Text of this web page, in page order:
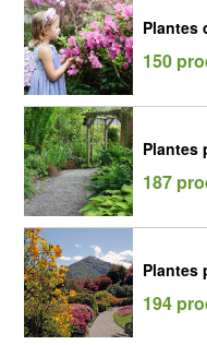
Plantes
150
Plantes
187
Plantes
194